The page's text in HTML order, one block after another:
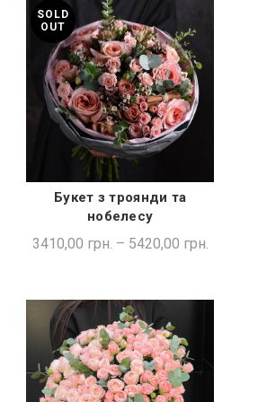
SOLD
OUT
ШВИДКА ПОКУПКА
Букет з троянди та
нобелесу
3410,00 грн. – 5420,00 грн.